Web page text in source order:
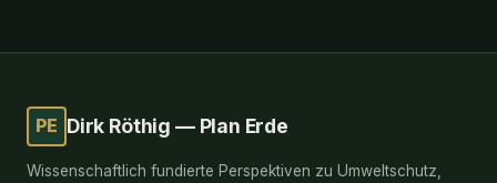
PE Dirk Röthig — Plan Erde
Wissenschaftlich fundierte Perspektiven zu Umweltschutz,